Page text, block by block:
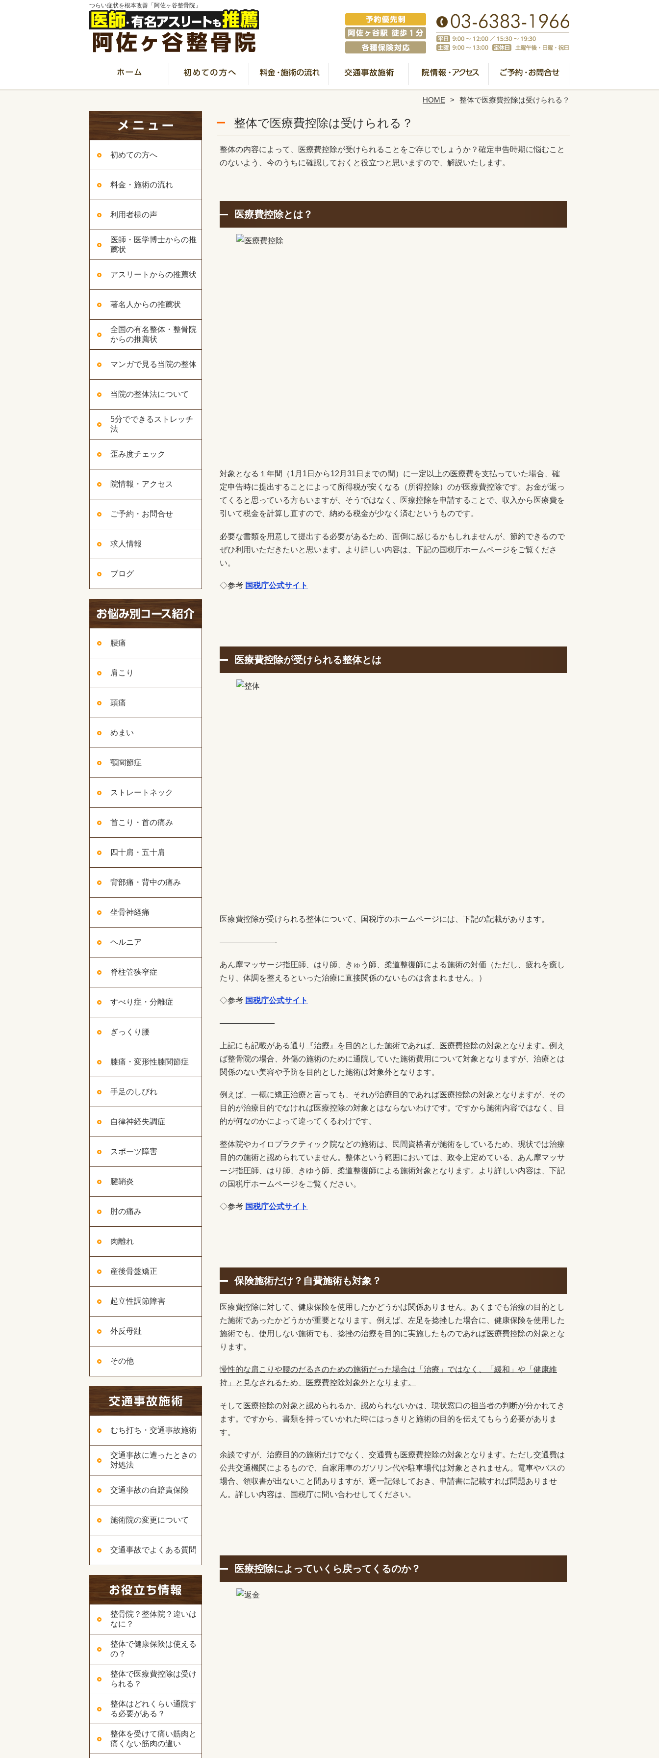
つらい症状を根本改善「阿佐ヶ谷整骨院」
HOME 整体で医療費控除は受けられる？
初めての方へ
料金・施術の流れ
利用者様の声
医師・医学博士からの推
薦状
アスリートからの推薦状
著名人からの推薦状
全国の有名整体・整骨院
からの推薦状
マンガで見る当院の整体
当院の整体法について
5分でできるストレッチ
法
歪み度チェック
院情報・アクセス
ご予約・お問合せ
求人情報
ブログ
腰痛
肩こり
頭痛
めまい
顎関節症
ストレートネック
首こり・首の痛み
四十肩・五十肩
背部痛・背中の痛み
坐骨神経痛
ヘルニア
脊柱管狭窄症
すべり症・分離症
ぎっくり腰
膝痛・変形性膝関節症
手足のしびれ
自律神経失調症
スポーツ障害
腱鞘炎
肘の痛み
肉離れ
産後骨盤矯正
起立性調節障害
外反母趾
その他
むち打ち・交通事故施術
交通事故に遭ったときの
対処法
交通事故の自賠責保険
施術院の変更について
交通事故でよくある質問
整骨院？整体院？違いは
なに？
整体で健康保険は使える
の？
整体で医療費控除は受け
られる？
整体はどれくらい通院す
る必要がある？
整体を受けて痛い筋肉と
痛くない筋肉の違い
整体で医療費控除は受けられる？
整体の内容によって、医療費控除が受けられることをご存じでしょうか？確定申告時期に悩むこと
のないよう、今のうちに確認しておくと役立つと思いますので、解説いたします。
医療費控除とは？
対象となる１年間（1月1日から12月31日までの間）に一定以上の医療費を支払っていた場合、確
定申告時に提出することによって所得税が安くなる（所得控除）のが医療費控除です。お金が返っ
てくると思っている方もいますが、そうではなく、医療控除を申請することで、収入から医療費を
引いて税金を計算し直すので、納める税金が少なく済むというものです。
必要な書類を用意して提出する必要があるため、面倒に感じるかもしれませんが、節約できるので
ぜひ利用いただきたいと思います。より詳しい内容は、下記の国税庁ホームページをご覧くださ
い。
◇参考 国税庁公式サイト
医療費控除が受けられる整体とは
医療費控除が受けられる整体について、国税庁のホームページには、下記の記載があります。
———————-
あん摩マッサージ指圧師、はり師、きゅう師、柔道整復師による施術の対価（ただし、疲れを癒し
たり、体調を整えるといった治療に直接関係のないものは含まれません。）
◇参考 国税庁公式サイト
———————
上記にも記載がある通り 『治療』を目的とした施術であれば、医療費控除の対象となります。 例え
ば整骨院の場合、外傷の施術のために通院していた施術費用について対象となりますが、治療とは
関係のない美容や予防を目的とした施術は対象外となります。
例えば、一概に矯正治療と言っても、それが治療目的であれば医療控除の対象となりますが、その
目的が治療目的でなければ医療控除の対象とはならないわけです。ですから施術内容ではなく、目
的が何なのかによって違ってくるわけです。
整体院やカイロプラクティック院などの施術は、民間資格者が施術をしているため、現状では治療
目的の施術と認められていません。整体という範囲においては、政令上定めている、あん摩マッサ
ージ指圧師、はり師、きゆう師、柔道整復師による施術対象となります。より詳しい内容は、下記
の国税庁ホームページをご覧ください。
◇参考 国税庁公式サイト
保険施術だけ？自費施術も対象？
医療費控除に対して、健康保険を使用したかどうかは関係ありません。あくまでも治療の目的とし
た施術であったかどうかが重要となります。例えば、左足を捻挫した場合に、健康保険を使用した
施術でも、使用しない施術でも、捻挫の治療を目的に実施したものであれば医療費控除の対象とな
ります。
慢性的な肩こりや腰のだるさのための施術だった場合は「治療」ではなく、「緩和」や「健康維
持」と見なされるため、医療費控除対象外となります。
そして医療控除の対象と認められるか、認められないかは、現状窓口の担当者の判断が分かれてき
ます。ですから、書類を持っていかれた時にはっきりと施術の目的を伝えてもらう必要がありま
す。
余談ですが、治療目的の施術だけでなく、交通費も医療費控除の対象となります。ただし交通費は
公共交通機関によるもので、自家用車のガソリン代や駐車場代は対象とされません。電車やバスの
場合、領収書が出ないこと間ありますが、逐一記録しておき、申請書に記載すれば問題ありませ
ん。詳しい内容は、国税庁に問い合わせしてください。
医療控除によっていくら戻ってくるのか？